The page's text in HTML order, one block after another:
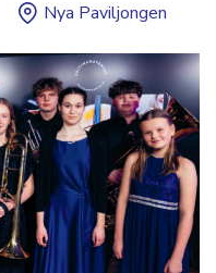
Nya Paviljongen